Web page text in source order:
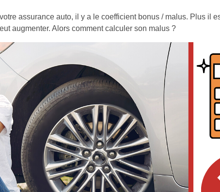
assurance auto, il y a le coefficient bonus / malus. Plus il
augmenter. Alors comment calculer son malus ?